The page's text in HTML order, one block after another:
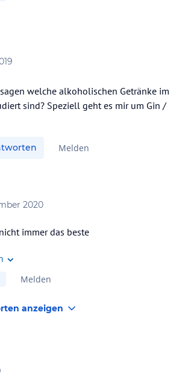
welche alkoholischen Getränke im
sind? Speziell geht es mir um Gin /
Melden
2020
immer das beste
Melden
anzeigen